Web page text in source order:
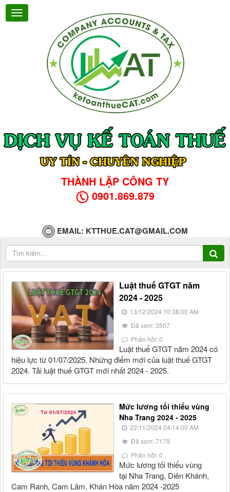
THÀNH LẬP CÔNG TY
0901.869.879
EMAIL: KTTHUE.CAT@GMAIL.COM
Luật thuế GTGT năm
2024 - 2025
13/12/2024 10:38:00 AM
Đã xem: 3507
Phản hồi: 0
Luật thuế GTGT năm 2024 có
hiệu lực từ 01/07/2025. Những điểm mới của luật thuế GTGT
2024. Tải luật thuế GTGT mới nhất 2024 - 2025.
Mức lương tối thiểu vùng
Nha Trang 2024 - 2025
22/11/2024 04:14:00 AM
Đã xem: 7179
Phản hồi: 0
Mức lương tối thiểu vùng
tại Nha Trang, Diên Khánh,
Cam Ranh, Cam Lâm, Khán Hòa năm 2024 -2025